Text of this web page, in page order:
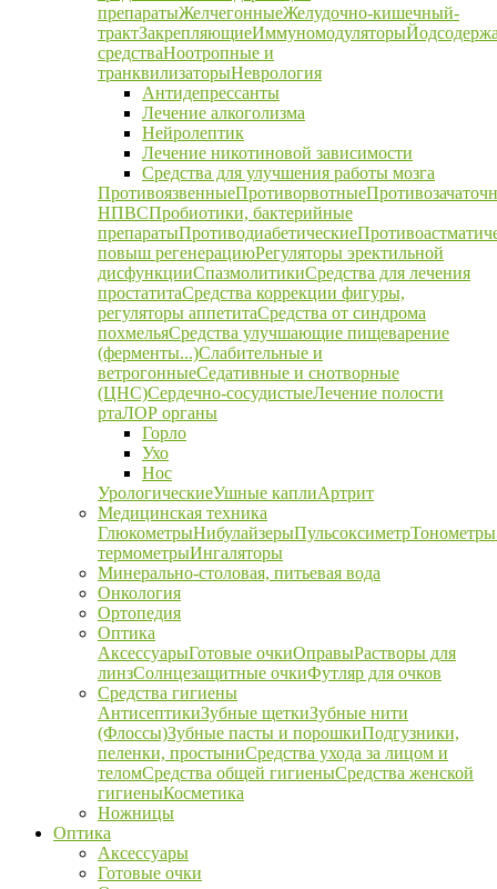
препаратыЖелчегонныеЖелудочно-кишечный-
трактЗакрепляющиеИммуномодуляторы
средстваНоотропные и
транквилизаторыНеврология
Антидепрессанты
Лечение алкоголизма
Нейролептик
Лечение никотиновой зависимости
Средства для улучшения работы мозга
ПротивоязвенныеПротиворвотные
НПВСПробиотики, бактерийные
препаратыПротиводиабетические
повыш регенерациюРегуляторы эректильной
дисфункцииСпазмолитикиСредства для лечения
простатитаСредства коррекции фигуры,
регуляторы аппетитаСредства от синдрома
похмельяСредства улучшающие пищеварение
(ферменты...)Слабительные и
ветрогонныеСедативные и снотворные
(ЦНС)Сердечно-сосудистыеЛечение полости
ртаЛОР органы
Горло
Ухо
Нос
УрологическиеУшные каплиАртрит
Медицинская техника
ГлюкометрыНибулайзерыПульсоксиметрТонометры
термометрыИнгаляторы
Минерально-столовая, питьевая вода
Онкология
Ортопедия
Оптика
АксессуарыГотовые очкиОправыРастворы для
линзСолнцезащитные очкиФутляр для очков
Средства гигиены
АнтисептикиЗубные щеткиЗубные нити
(Флоссы)Зубные пасты и порошкиПодгузники,
пеленки, простыниСредства ухода за лицом и
теломСредства общей гигиеныСредства женской
гигиеныКосметика
Ножницы
Оптика
Аксессуары
Готовые очки